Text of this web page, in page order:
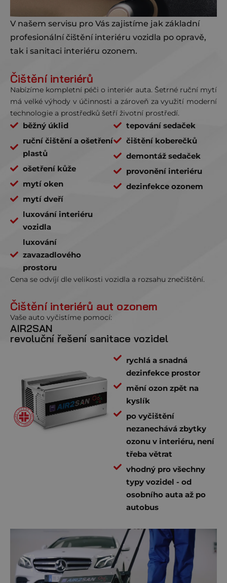
V našem servisu pro Vás zajistíme jak základní
profesionální čištění interiéru vozidla po opravě,
tak i sanitaci interiéru ozonem.
Čištění interiérů
Nabízíme kompletní péči o interiér auta. Šetrné ruční mytí
má velké výhody v účinnosti a zároveň za využití moderní
technologie a prostředků šetří životní prostředí.
běžný úklid
ruční čištění a ošetření
plastů
ošetření kůže
mytí oken
mytí dveří
luxování interiéru
vozidla
luxování
zavazadlového
prostoru
tepování sedaček
čištění koberečků
demontáž sedaček
provonění interiéru
dezinfekce ozonem
Cena se odvíjí dle velikosti vozidla a rozsahu znečištění.
Čištění interiérů aut ozonem
Vaše auto vyčistíme pomocí:
AIR2SAN
revoluční řešení sanitace vozidel
rychlá a snadná
dezinfekce prostor
mění ozon zpět na
kyslík
po vyčištění
nezanechává zbytky
ozonu v interiéru, není
třeba větrat
vhodný pro všechny
typy vozidel - od
osobního auta až po
autobus